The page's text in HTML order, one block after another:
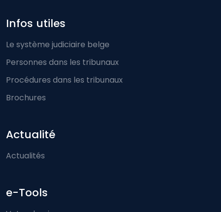
Infos utiles
Le système judiciaire belge
Personnes dans les tribunaux
Procédures dans les tribunaux
Brochures
Actualité
Actualités
e-Tools